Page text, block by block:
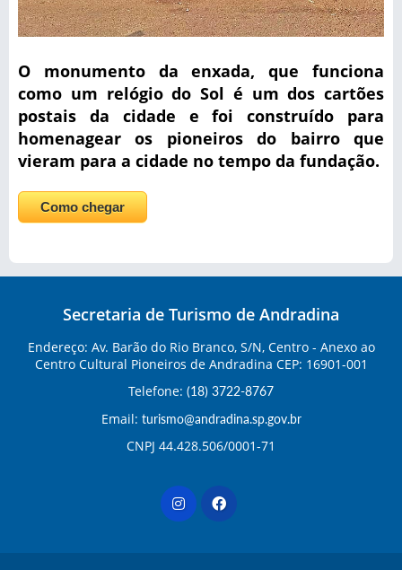
O monumento da enxada, que funciona
como um relógio do Sol é um dos cartões
postais da cidade e foi construído para
homenagear os pioneiros do bairro que
vieram para a cidade no tempo da fundação.
Como chegar
Secretaria de Turismo de Andradina
Endereço: Av. Barão do Rio Branco, S/N, Centro - Anexo ao
Centro Cultural Pioneiros de Andradina CEP: 16901-001
Telefone: (18) 3722-8767
Email: turismo@andradina.sp.gov.br
CNPJ 44.428.506/0001-71